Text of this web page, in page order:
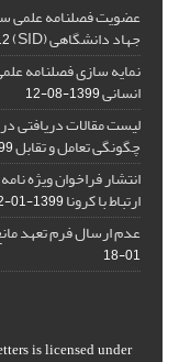
عضویت فصلنامه علمی
جهاد دانشگاهی (SID)
نمایه سازی فصلنامه
انسانی1399-08-12
لیست مقالات دریافتی
چگونگی تعامل و تقابل19
انتشار فراخوان ویژه‏
ارتباط با کرونا1399-01-22
عدم ارسال فرم تعهد
01-18
is licensed under